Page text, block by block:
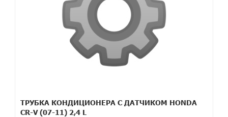
ТРУБКА КОНДИЦИОНЕРА С ДАТЧИКОМ HONDA
CR-V (07-11) 2,4 L